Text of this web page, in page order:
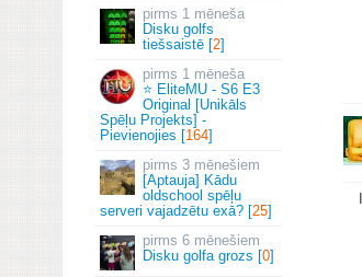
1 mēneša
Disku golfs
tiešsaistē [2]
1 mēneša
⭐ EliteMU - S6 E3
Original [Unikāls
Spēļu Projekts] -
Pievienojies [164]
3 mēnešiem
[Aptauja] Kādu
oldschool spēļu
serveri vajadzētu exā? [25]
6 mēnešiem
Disku golfa grozs [0]